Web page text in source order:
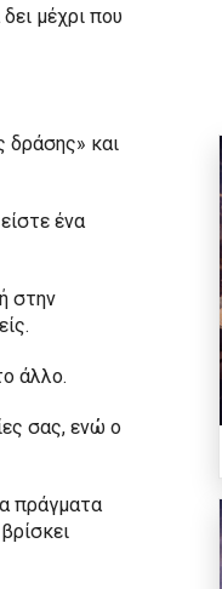
μέχρι που
δράσης» και
ένα
στην
άλλο.
σας, ενώ ο
πράγματα